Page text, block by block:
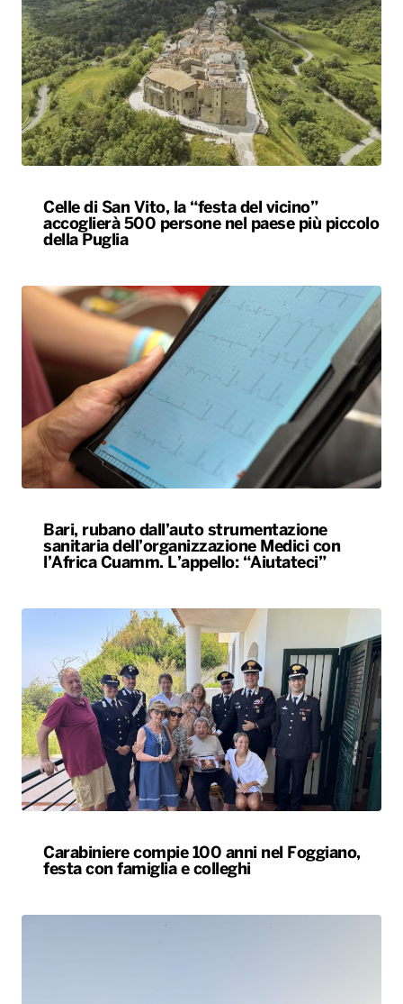
Celle di San Vito, la “festa del vicino”
accoglierà 500 persone nel paese più piccolo
della Puglia
Bari, rubano dall’auto strumentazione
sanitaria dell’organizzazione Medici con
l’Africa Cuamm. L’appello: “Aiutateci”
Carabiniere compie 100 anni nel Foggiano,
festa con famiglia e colleghi